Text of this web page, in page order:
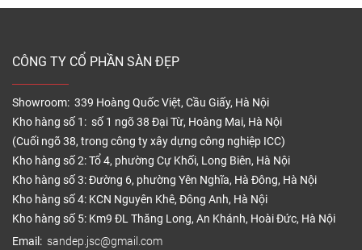
phí vận chuyển trong nội thành Hà Nội cho đơn
Nếu khách hàng thi công hoàn thiện thì tham khảo
thêm báo giá thi công sàn gỗ An Cường với các
hạng mục gồm: nhân công, xốp lót, phào, nẹp chân
tường.
– Giá nhân công lắp đặt:
30.000đ/m2
– Giá xốp lót:6.000đ – 17.000đ/m2(tùy từng loại)
– Giá nẹp nhựa:25.000đ/md
– Giá nẹp hợp kim:50.000đ/md
CÔNG TY CỔ PHẦN SÀN ĐẸP
Showroom: 339 Hoàng Quốc Việt, Cầu Giấy, Hà Nội
Kho hàng số 1: số 1 ngõ 38 Đại Từ, Hoàng Mai, Hà Nội
(Cuối ngõ 38, trong công ty xây dựng công nghiệp ICC)
Kho hàng số 2: Tổ 4, phường Cự Khối, Long Biên, Hà Nội
Kho hàng số 3: Đường 6, phường Yên Nghĩa, Hà Đông, Hà Nội
Kho hàng số 4: KCN Nguyên Khê, Đông Anh, Hà Nội
Kho hàng số 5: Km9 ĐL Thăng Long, An Khánh, Hoài Đức, Hà Nội
Email: sandep.jsc@gmail.com